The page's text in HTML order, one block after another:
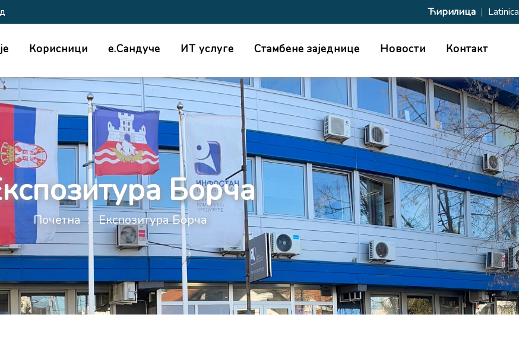
Ћирилица | Latinica
Корисници е.Сандуче ИТ услуге Стамбене заједнице Новости Контакт
Борча
Почетна Експозитура Борча